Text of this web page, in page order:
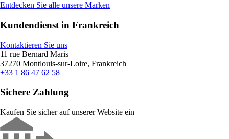
Entdecken Sie alle unsere Marken
Kundendienst in Frankreich
Kontaktieren Sie uns
11 rue Bernard Maris
37270 Montlouis-sur-Loire, Frankreich
+33 1 86 47 62 58
Sichere Zahlung
Kaufen Sie sicher auf unserer Website ein